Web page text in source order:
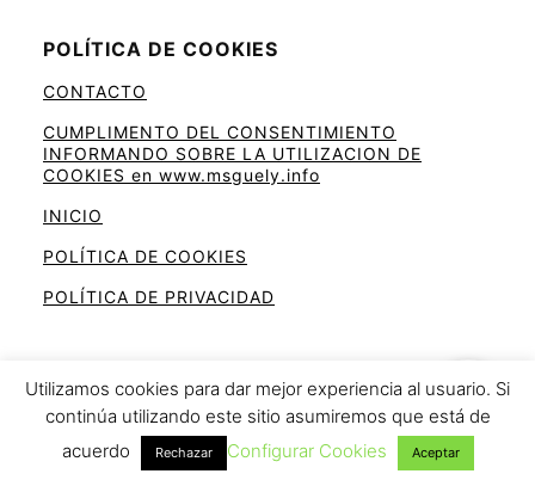
POLÍTICA DE COOKIES
CONTACTO
CUMPLIMENTO DEL CONSENTIMIENTO
INFORMANDO SOBRE LA UTILIZACION DE
COOKIES en www.msguely.info
INICIO
POLÍTICA DE COOKIES
POLÍTICA DE PRIVACIDAD
Ahorra en la cesta de la compra
Utilizamos cookies para dar mejor experiencia al usuario. Si
continúa utilizando este sitio asumiremos que está de
acuerdo
Rechazar Configurar Cookies Aceptar